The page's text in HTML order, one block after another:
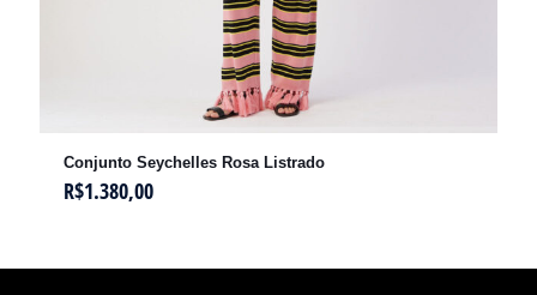
Conjunto Seychelles Rosa Listrado
R$1.380,00